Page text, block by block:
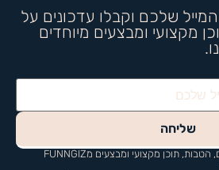
שלכם וקבלו עדכונים על
מקצועי ומבצעים מיוחדים
שליחה
אני מאשר/ת קבלת עדכונים, הטבות, תוכן מקצועי ומבצעים מFUNNGIZ